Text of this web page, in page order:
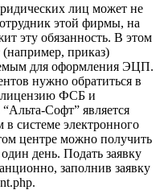
лиц может не
этой фирмы, на
эту обязанность. В этом
приказ)
для оформления ЭЦП.
нужно обратиться в
ФСБ и
Софт” является
системе электронного
центре можно получить
день. Подать заявку
заполнив заявку
.